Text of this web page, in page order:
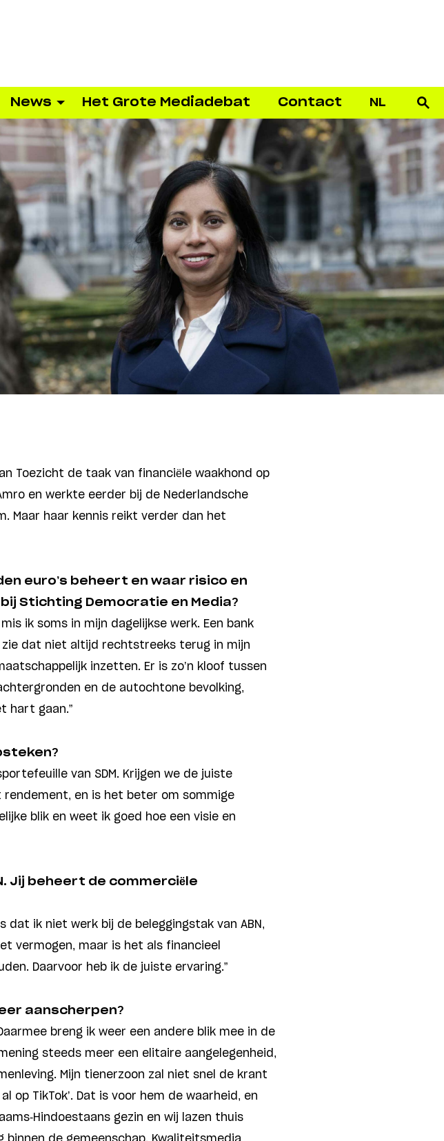
News Het Grote Mediadebat Contact NL
Toezicht de taak van financiële waakhond op
en werkte eerder bij de Nederlandsche
Maar haar kennis reikt verder dan het
euro’s beheert en waar risico en
Stichting Democratie en Media?
ik soms in mijn dagelijkse werk. Een bank
dat niet altijd rechtstreeks terug in mijn
inzetten. Er is zo’n kloof tussen
en de autochtone bevolking,
hart gaan.”
van SDM. Krijgen we de juiste
en is het beter om sommige
blik en weet ik goed hoe een visie en
Jij beheert de commerciële
dat ik niet werk bij de beleggingstak van ABN,
vermogen, maar is het als financieel
Daarvoor heb ik de juiste ervaring.”
aanscherpen?
breng ik weer een andere blik mee in de
steeds meer een elitaire aangelegenheid,
Mijn tienerzoon zal niet snel de krant
op TikTok’. Dat is voor hem de waarheid, en
Hindoestaans gezin en wij lazen thuis